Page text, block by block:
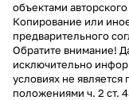
объектами
Копирование или
предварительного
Обратите внимание!
исключительно
условиях не
положениями ч. 2 ст.